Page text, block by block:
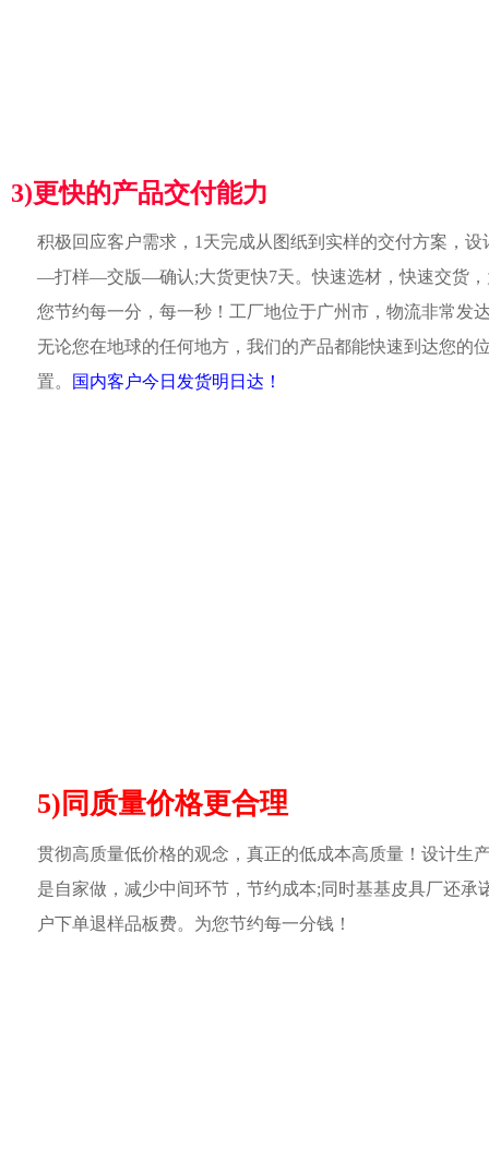
3)更快的产品交付能力
积极回应客户需求，1天完成从图纸到实样的交付方案，设
—打样—交版—确认;大货更快7天。快速选材，快速交货
您节约每一分，每一秒！工厂地位于广州市，物流非常发
无论您在地球的任何地方，我们的产品都能快速到达您的
置。
国内客户今日发货明日达！
5)同质量价格更合理
贯彻高质量低价格的观念，真正的低成本高质量！设计生
是自家做，减少中间环节，节约成本;同时基基皮具厂还承
户下单退样品板费。为您节约每一分钱！